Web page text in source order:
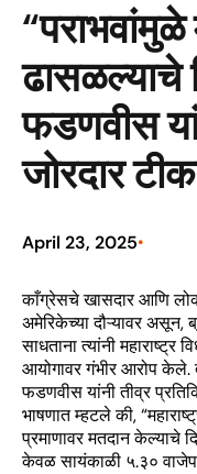
ढासळल्याचे
फडणवीस
जोरदार
April 23, 2025•
काँग्रेसचे खासदार आणि
अमेरिकेच्या दौऱ्यावर असून,
साधताना त्यांनी
आयोगावर गंभीर आरोप केले.
फडणवीस यांनी तीव्र
भाषणात म्हटले की,
प्रमाणावर मतदान केल्याचे
केवळ सायंकाळी ५.३०